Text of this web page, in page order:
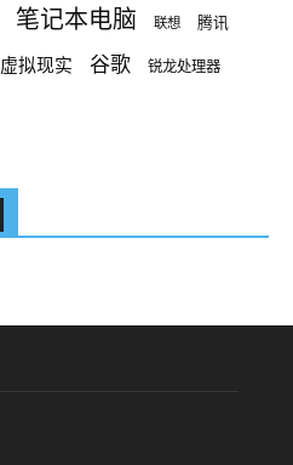
笔记本电脑 联想 腾讯
虚拟现实 谷歌 锐龙处理器